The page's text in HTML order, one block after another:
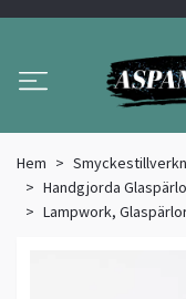
Hem
Handgjorda
Lampwork,